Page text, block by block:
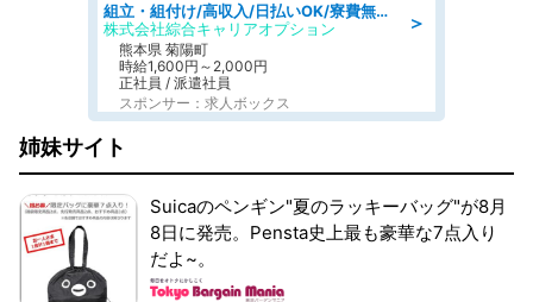
＞
組立・組付け/高収入/日払いOK/寮費無料/交替制/20・30・40代活躍中
株式会社綜合キャリアオプション
熊本県 菊陽町
時給1,600円～2,000円
正社員 / 派遣社員
スポンサー：求人ボックス
姉妹サイト
Suicaのペンギン"夏のラッキーバッグ"が8月
8日に発売。Pensta史上最も豪華な7点入り
だよ~。